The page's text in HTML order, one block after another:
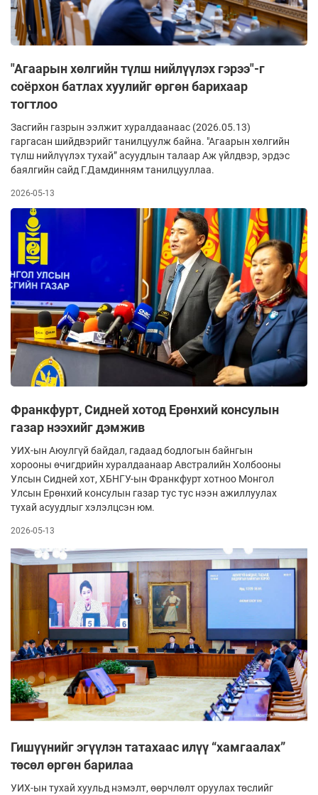
"Агаарын хөлгийн түлш нийлүүлэх гэрээ"-г
соёрхон батлах хуулийг өргөн барихаар
тогтлоо
Засгийн газрын ээлжит хуралдаанаас (2026.05.13)
гаргасан шийдвэрийг танилцуулж байна. "Агаарын хөлгийн
түлш нийлүүлэх тухай” асуудлын талаар Аж үйлдвэр, эрдэс
баялгийн сайд Г.Дамдинням танилцууллаа.
2026-05-13
Франкфурт, Сидней хотод Ерөнхий консулын
газар нээхийг дэмжив
УИХ-ын Аюулгүй байдал, гадаад бодлогын байнгын
хорооны өчигдрийн хуралдаанаар Австралийн Холбооны
Улсын Сидней хот, ХБНГУ-ын Франкфурт хотноо Монгол
Улсын Ерөнхий консулын газар тус тус нээн ажиллуулах
тухай асуудлыг хэлэлцсэн юм.
2026-05-13
Гишүүнийг эгүүлэн татахаас илүү “хамгаалах”
төсөл өргөн барилаа
УИХ-ын тухай хуульд нэмэлт, өөрчлөлт оруулах төслийг